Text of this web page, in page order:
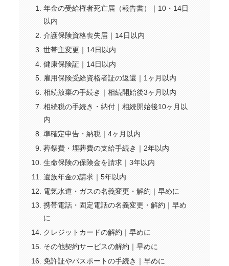
年金の受給権者死亡届（報告書）｜10・14日
以内
介護保険資格喪失届｜14日以内
世帯主変更｜14日以内
健康保険証｜14日以内
雇用保険受給資格者証の返還｜1ヶ月以内
相続放棄の手続き｜相続開始後3ヶ月以内
相続税の手続き・納付｜相続開始後10ヶ月以
内
準確定申告・納税｜4ヶ月以内
葬祭費・埋葬費の支給手続き｜2年以内
生命保険の保険金を請求｜3年以内
遺族年金の請求｜5年以内
電気水道・ガスの名義変更・解約｜早めに
携帯電話・固定電話の名義変更・解約｜早め
に
クレジットカードの解約｜早めに
その他契約サービスの解約｜早めに
免許証やパスポートの手続き｜早めに